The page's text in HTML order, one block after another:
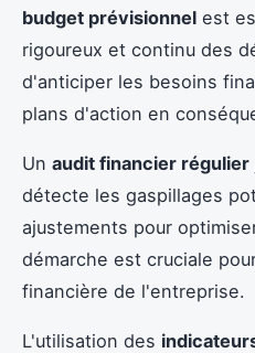
budget prévisionnel est
rigoureux et continu des
d'anticiper les besoins
plans d'action en
Un audit financier régulier
détecte les gaspillages
ajustements pour
démarche est cruciale
financière de l'entreprise.
L'utilisation des